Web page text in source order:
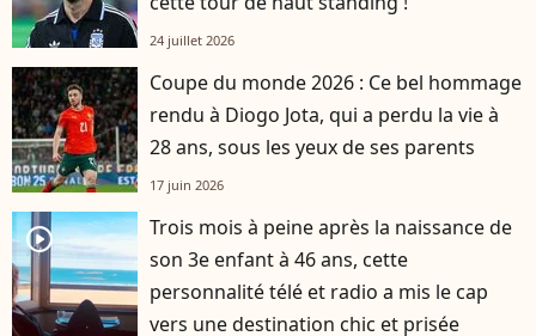
24 juillet 2026
Coupe du monde 2026 : Ce bel hommage
rendu à Diogo Jota, qui a perdu la vie à
28 ans, sous les yeux de ses parents
17 juin 2026
player2
Trois mois à peine après la naissance de
son 3e enfant à 46 ans, cette
personnalité télé et radio a mis le cap
vers une destination chic et prisée